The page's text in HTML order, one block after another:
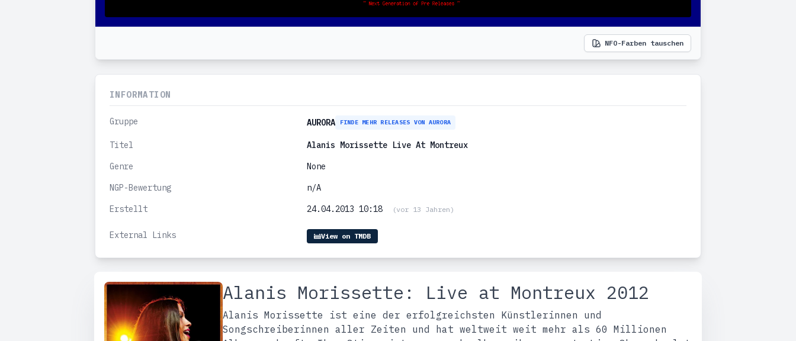
NFO-Farben tauschen
INFORMATION
Gruppe AURORA FINDE MEHR RELEASES VON AURORA
Titel
Alanis Morissette Live At Montreux
Genre
None
NGP-Bewertung
n/A
Erstellt
24.04.2013 10:18 (vor 13 Jahren)
External Links View on TMDB
Alanis Morissette: Live at Montreux 2012
Alanis Morissette ist eine der erfolgreichsten Künstlerinnen und
Songschreiberinnen aller Zeiten und hat weltweit weit mehr als 60 Millionen